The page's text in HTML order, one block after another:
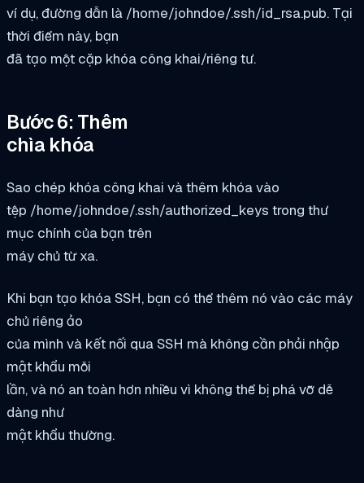
ví dụ, đường dẫn là /home/johndoe/.ssh/id_rsa.pub. Tại
thời điểm này, bạn
đã tạo một cặp khóa công khai/riêng tư.
Bước 6: Thêm
chìa khóa
Sao chép khóa công khai và thêm khóa vào
tệp /home/johndoe/.ssh/authorized_keys trong thư
mục chính của bạn trên
máy chủ từ xa.
Khi bạn tạo khóa SSH, bạn có thể thêm nó vào các máy
chủ riêng ảo
của mình và kết nối qua SSH mà không cần phải nhập
mật khẩu mỗi
lần, và nó an toàn hơn nhiều vì không thể bị phá vỡ dễ
dàng như
mật khẩu thường.